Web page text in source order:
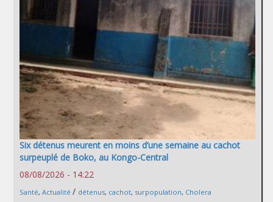
Six détenus meurent en moins d’une semaine au cachot
surpeuplé de Boko, au Kongo-Central
08/08/2026 - 14:22
Santé, Actualité / détenus, cachot, surpopulation, Cholera